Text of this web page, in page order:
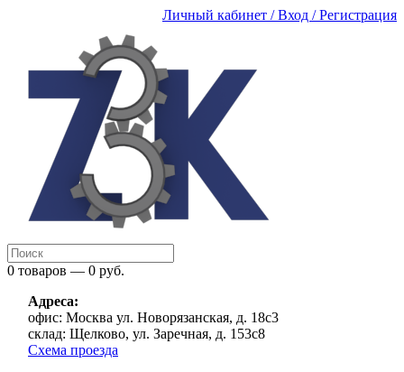
Личный кабинет / Вход / Регистрация
0 товаров — 0 руб.
Адреса:
офис: Москва ул. Новорязанская, д. 18с3
склад: Щелково, ул. Заречная, д. 153с8
Схема проезда